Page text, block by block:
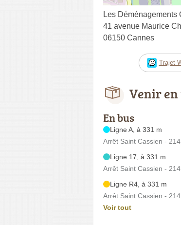
Les Déménagements
41 avenue Maurice
06150 Cannes
Trajet
Venir
En bus
Ligne A, à 331 m
Arrêt Saint Cassien -
Ligne 17, à 331 m
Arrêt Saint Cassien -
Ligne R4, à 331 m
Arrêt Saint Cassien -
Voir tout